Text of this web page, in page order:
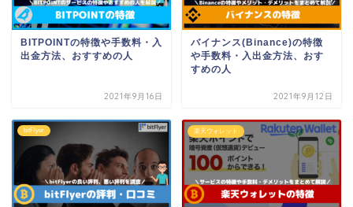
BITPOINTの特徴や手数料・入
出金方法、おすすめの人
2021年9月16日
バイナンス(Binance)の特徴
や手数料・入出金方法、おす
すめの人
2021年9月12日
bitFlyer 楽天ウォレット